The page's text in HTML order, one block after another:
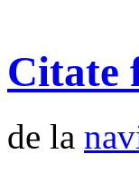
Citate
de la